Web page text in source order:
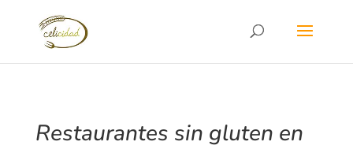
Restaurantes sin gluten en